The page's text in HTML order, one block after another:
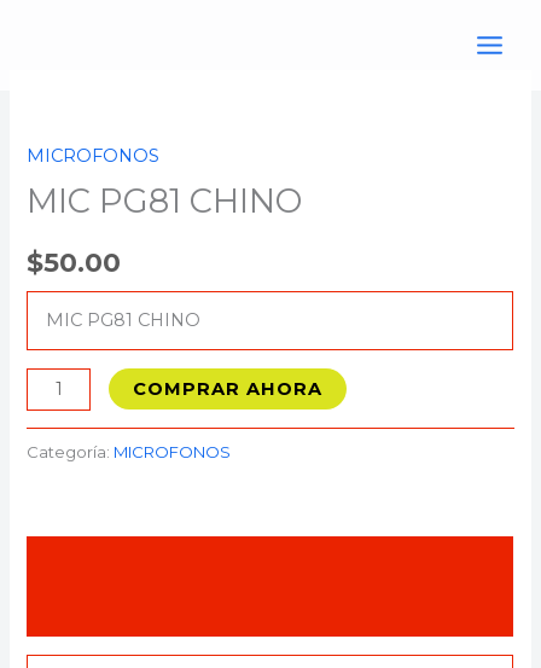
MICROFONOS
MIC PG81 CHINO
$50.00
MIC PG81 CHINO
CHINO
cantidad
COMPRAR AHORA
Categoría: MICROFONOS